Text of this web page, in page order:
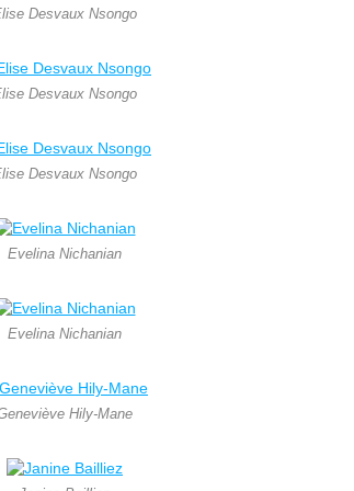
Desvaux Nsongo
Desvaux Nsongo
Desvaux Nsongo
Evelina Nichanian
Evelina Nichanian
Hily-Mane